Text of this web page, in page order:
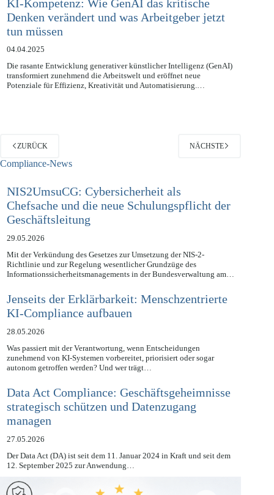
KI-Kompetenz: Wie GenAI das kritische
Denken verändert und was Arbeitgeber jetzt
tun müssen
04.04.2025
Die rasante Entwicklung generativer künstlicher Intelligenz (GenAI)
transformiert zunehmend die Arbeitswelt und eröffnet neue
ZURÜCK
NIS2UmsuCG: Cybersicherheit als
Chefsache und die neue Schulungspflicht der
Geschäftsleitung
29.05.2026
Mit der Verkündung des Gesetzes zur Umsetzung der NIS-2-
Richtlinie und zur Regelung wesentlicher Grundzüge des
Jenseits der Erklärbarkeit: Menschzentrierte
KI-Compliance aufbauen
28.05.2026
Was passiert mit der Verantwortung, wenn Entscheidungen
zunehmend von KI-Systemen vorbereitet, priorisiert oder sogar
Data Act Compliance: Geschäftsgeheimnisse
strategisch schützen und Datenzugang
managen
27.05.2026
Der Data Act (DA) ist seit dem 11. Januar 2024 in Kraft und seit dem
12. September 2025 zur Anwendung…